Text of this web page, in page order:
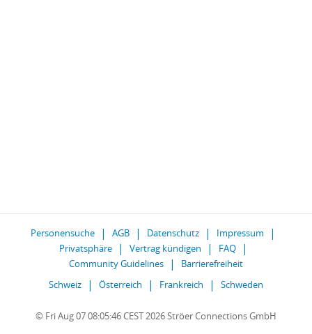
Personensuche AGB Datenschutz
Impressum
Privatsphäre
Vertrag kündigen
FAQ
Community Guidelines
Barrierefreiheit
Schweiz
Österreich Frankreich Schweden
© Fri Aug 07 08:05:46 CEST 2026 Ströer Connections GmbH